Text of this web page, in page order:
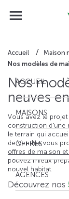
ACCUEIL
MAISONS
OFFRES
AGENCES
Accueil
Maison
Nos modèles de
Nos
neuves
Vous avez le
construction d'une
le terrain qui
de Vendée vous
offres de maison
pouvez mieux
nouvel habitat.
Découvrez nos